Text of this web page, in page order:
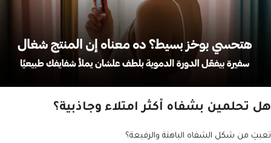
هل تحلمين بشفاه أكثر امتلاء وجاذبية؟
تعبتِ من شكل الشفاه الباهتة والرفيعة؟